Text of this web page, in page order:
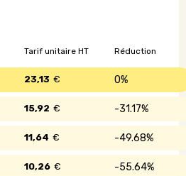
Réduction
Tarif unitaire HT
0%
23,13 €
31.17%
15,92 €
49.68%
11,64 €
55.64%
10,26 €